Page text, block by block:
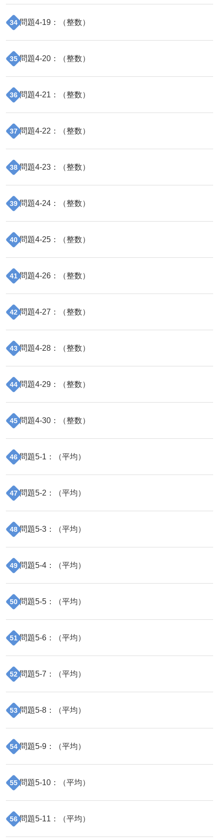
34 問題4-19 ：（整数）
35 問題4-20 ：（整数）
36 問題4-21 ：（整数）
37 問題4-22 ：（整数）
38 問題4-23 ：（整数）
39 問題4-24 ：（整数）
40 問題4-25 ：（整数）
41 問題4-26 ：（整数）
42 問題4-27 ：（整数）
43 問題4-28 ：（整数）
44 問題4-29 ：（整数）
45 問題4-30 ：（整数）
46 問題5-1 ：（平均）
47 問題5-2 ：（平均）
48 問題5-3 ：（平均）
49 問題5-4 ：（平均）
50 問題5-5 ：（平均）
51 問題5-6 ：（平均）
52 問題5-7 ：（平均）
53 問題5-8 ：（平均）
54 問題5-9 ：（平均）
55 問題5-10 ：（平均）
56 問題5-11 ：（平均）